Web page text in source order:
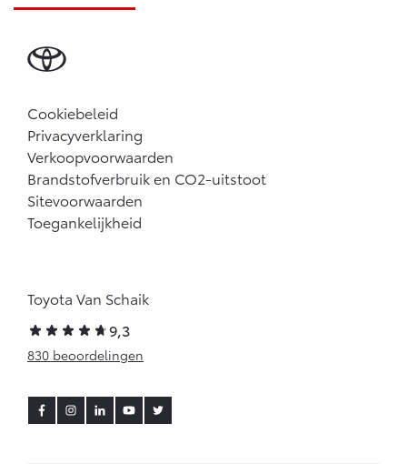
Cookiebeleid
Privacyverklaring
Verkoopvoorwaarden
Brandstofverbruik en CO2-uitstoot
Sitevoorwaarden
Toegankelijkheid
Toyota Van Schaik
9,3
830 beoordelingen